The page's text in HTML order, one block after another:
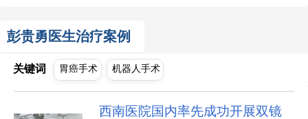
彭贵勇医生治疗案例
关键词 胃癌手术 机器人手术
西南医院国内率先成功开展双镜